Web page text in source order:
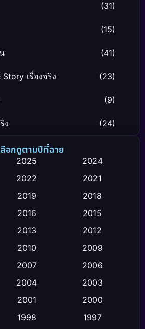
(31)
(15)
(41)
เรื่องจริง (23)
(9)
ง (24)
(119)
(111)
ลือกดูตามปีที่ฉาย
2025
2024
2022
2021
2019
2018
2016
2015
2013
2012
2010
2009
2007
2006
2004
2003
2001
2000
1998
1997